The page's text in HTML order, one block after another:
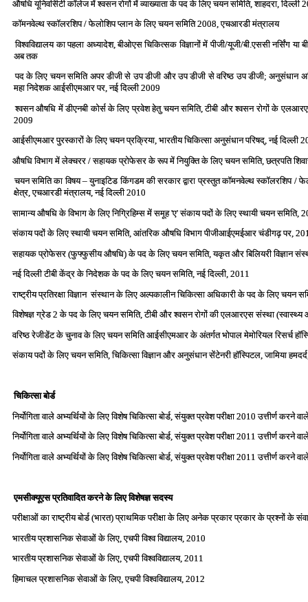
औषधि यूनिवर्सिटी कॉलेज में श्‍वसन रोगों में व्‍याख्‍याता के पद के लिए चयन समिति, शाहदरा, दिल्‍ली
कॉमनवेल्‍थ स्‍कॉलरशिप / फेलोशिप प्‍लान के लिए चयन समिति 2008, एचआरडी मंत्रालय
विश्‍वविद्यालय का पहला अध्‍यादेश, बीओएस चिकित्‍सक विज्ञानों में पीजी/यूजी/बी.एससी नर्सिंग
अब तक
पद के लिए चयन समिति अपर डीजी से उप डीजी और उप डीजी से वरिष्‍ठ उप डीजी; अनुसंधान
महा निदेशक आईसीएमआर पर, नई दिल्‍ली 2009
श्‍वसन औषधि में डीएनबी कोर्स के लिए प्रवेश हेतु चयन समिति, टीबी और श्‍वसन रोगों के
2009
आईसीएमआर पुरस्‍कारों के लिए चयन प्रक्रिया, भारतीय चिकित्‍सा अनुसंधान परिषद्, नई दिल्‍ली
औषधि विभाग में लेक्‍चरर / सहायक प्रोफेसर के रूप में नियुक्ति के लिए चयन समिति, छत्रपति
चयन समिति का विषय – युनाइटिड किंगडम की सरकार द्वारा प्रस्‍तुत कॉमनवेल्‍थ स्‍कॉलरशिप
क्षेत्र, एचआरडी मंत्रालय, नई दिल्‍ली 2010
सामान्‍य औषधि के विभाग के लिए निग्रिहिम्‍स में समूह 'ए' संकाय पदों के लिए स्‍थायी चयन समिति,
संकाय पदों के लिए स्‍थायी चयन समिति, आंतरिक औषधि विभाग पीजीआईएमईआर चंडीगढ़ पर,
सहायक प्रोफेसर (फुफ्फुसीय औषधि) के पद के लिए चयन समिति, यकृत और बिलियरी विज्ञान
नई दिल्‍ली टीबी केंद्र के निदेशक के पद के लिए चयन समिति, नई दिल्‍ली, 2011
राष्‍ट्रीय प्रतिरक्षा विज्ञान संस्‍थान के लिए अल्‍पकालीन चिकित्‍सा अधिकारी के पद के लिए चयन
विशेषज्ञ ग्रेड 2 के पद के लिए चयन समिति, टीबी और श्‍वसन रोगों की एलआरएस संस्‍था (स्‍वास्‍थ्‍य
वरिष्‍ठ रेजीडेंट के चुनाव के लिए चयन समिति आईसीएमआर के अंतर्गत भोपाल मेमोरियल रिसर्च
संकाय पदों के लिए चयन समिति, चिकित्‍सा विज्ञान और अनुसंधान सेंटेनरी हॉस्पिटल, जामिया
चिकित्‍सा बोर्ड
निर्योगिता वाले अभ्‍यर्थियों के लिए विशेष चिकित्‍सा बोर्ड, संयुक्‍त प्रवेश परीक्षा 2010 उत्तीर्ण
निर्योगिता वाले अभ्‍यर्थियों के लिए विशेष चिकित्‍सा बोर्ड, संयुक्‍त प्रवेश परीक्षा 2011 उत्तीर्ण
निर्योगिता वाले अभ्‍यर्थियों के लिए विशेष चिकित्‍सा बोर्ड, संयुक्‍त प्रवेश परीक्षा 2011 उत्तीर्ण
एमसीक्‍यूएस प्रतिवादित करने के लिए विशेषज्ञ सदस्‍य
परीक्षाओं का राष्‍ट्रीय बोर्ड (भारत) प्राथमिक परीक्षा के लिए अनेक प्रकार प्रकार के प्रश्‍नों के
भारतीय प्रशासनिक सेवाओं के लिए, एचपी विश्‍व विद्यालय, 2010
भारतीय प्रशासनिक सेवाओं के लिए, एचपी विश्‍वविद्यालय, 2011
हिमाचल प्रशासनिक सेवाओं के लिए, एचपी विश्‍वविद्यालय, 2012